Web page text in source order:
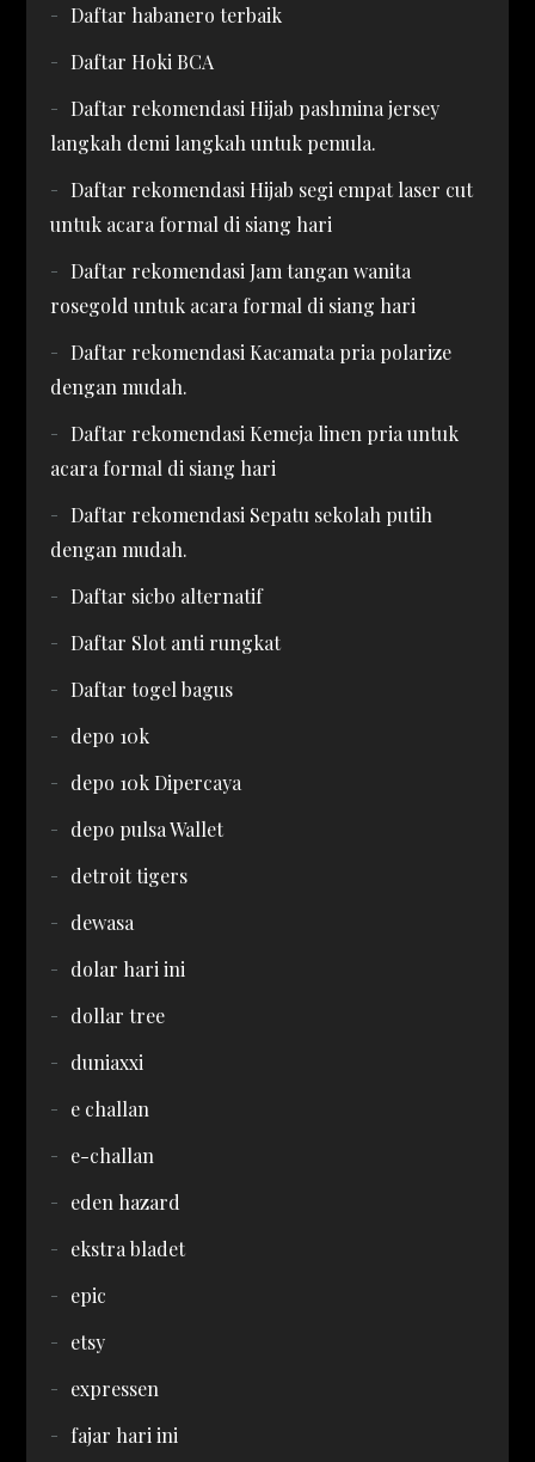
Daftar habanero terbaik
Daftar Hoki BCA
Daftar rekomendasi Hijab pashmina jersey
langkah demi langkah untuk pemula.
Daftar rekomendasi Hijab segi empat laser cut
untuk acara formal di siang hari
Daftar rekomendasi Jam tangan wanita
rosegold untuk acara formal di siang hari
Daftar rekomendasi Kacamata pria polarize
dengan mudah.
Daftar rekomendasi Kemeja linen pria untuk
acara formal di siang hari
Daftar rekomendasi Sepatu sekolah putih
dengan mudah.
Daftar sicbo alternatif
Daftar Slot anti rungkat
Daftar togel bagus
depo 10k
depo 10k Dipercaya
depo pulsa Wallet
detroit tigers
dewasa
dolar hari ini
dollar tree
duniaxxi
e challan
e-challan
eden hazard
ekstra bladet
epic
etsy
expressen
fajar hari ini